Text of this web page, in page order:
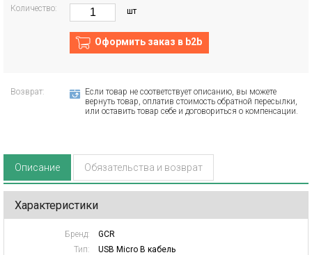
Количество: шт
Оформить заказ в b2b
Возврат:
Если товар не соответствует описанию, вы можете
вернуть товар, оплатив стоимость обратной пересылки,
или оставить товар себе и договориться о компенсации.
Описание Обязательства и возврат
Характеристики
Бренд:
GCR
Тип:
USB Micro B кабель